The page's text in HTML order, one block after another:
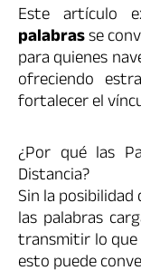
Este artículo
palabrasse
para quienes
ofreciendo
fortalecer el
¿Por qué las
Distancia?
Sin la
las palabras
transmitir lo que
esto puede